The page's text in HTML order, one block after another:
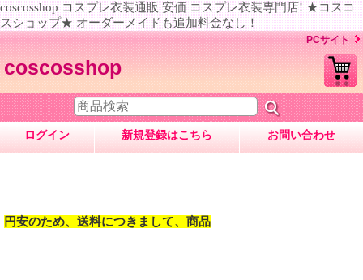
coscosshop コスプレ衣装通販 安価 コスプレ衣装専門店! ★コスコ
スショップ★ オーダーメイドも追加料金なし！
PCサイト
coscosshop
ログイン 新規登録はこちら お問い合わせ
円安のため、送料につきまして、商品